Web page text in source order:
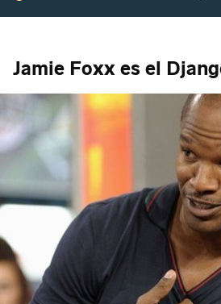
Jamie Foxx es el